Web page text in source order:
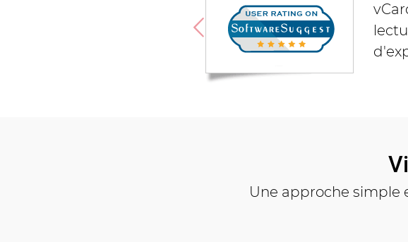
Une approche simple